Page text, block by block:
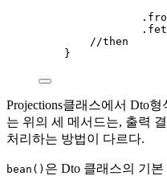
.
.
//then
}
Projections클래스에서 Dto
는 위의 세 메서드는, 출력
처리하는 방법이 다르다.
bean() 은 Dto 클래스의 기